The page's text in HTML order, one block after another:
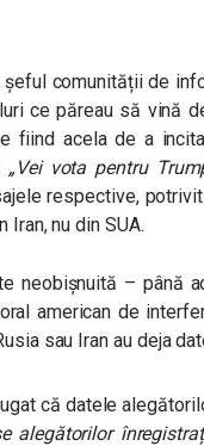
comunității de
ce păreau să vină
fiind acela de a
„Vei vota pentru
respective,
Iran, nu din SUA.
neobișnuită – până
american de
sau Iran au deja
că datele
alegătorilor